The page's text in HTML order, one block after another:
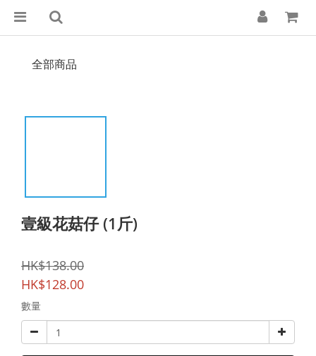
全部商品
壹級花菇仔 (1斤)
HK$138.00
HK$128.00
數量